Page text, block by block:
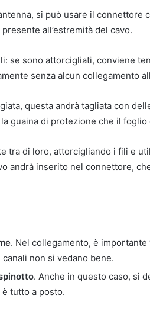
si può usare il connettore
all’estremità del cavo.
se sono attorcigliati, conviene
senza alcun collegamento
questa andrà tagliata con
guaina di protezione che il foglio
tra di loro, attorcigliando i fili e
andrà inserito nel connettore,
. Nel collegamento, è
non si vedano bene.
. Anche in questo caso, si
tutto a posto.